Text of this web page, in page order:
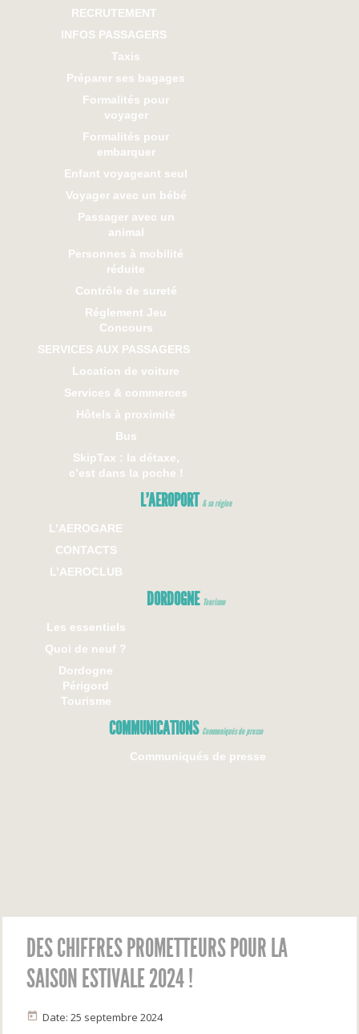
RECRUTEMENT
INFOS PASSAGERS
Taxis
Préparer ses bagages
Formalités pour
voyager
Formalités pour
embarquer
Enfant voyageant seul
Voyager avec un bébé
Passager avec un
animal
Personnes à mobilité
réduite
Contrôle de sureté
Réglement Jeu
Concours
SERVICES AUX PASSAGERS
Location de voiture
Services & commerces
Hôtels à proximité
Bus
SkipTax : la détaxe,
c’est dans la poche !
L’AEROPORT& sa région
L’AEROGARE
CONTACTS
L’AEROCLUB
DORDOGNE Tourisme
Les essentiels
Quoi de neuf ?
Dordogne
Périgord
Tourisme
COMMUNICATIONS Communiqués de presse
Communiqués de presse
DES CHIFFRES PROMETTEURS POUR LA
SAISON ESTIVALE 2024 !
Date: 25 septembre 2024